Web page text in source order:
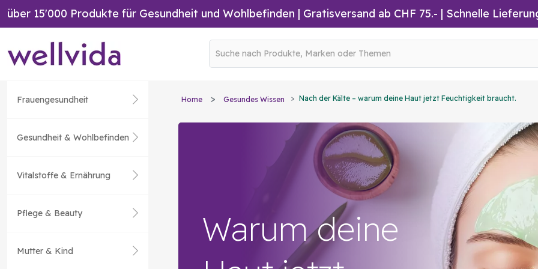
über 15'000 Produkte für Gesundheit und Wohlbefinden | Gratisversand ab CHF 75.- | Schnelle
Frauengesundheit
Gesundheit & Wohlbefinden
Vitalstoffe & Ernährung
Pflege & Beauty
Mutter & Kind
Home Gesundes Wissen Nach der Kälte – warum deine Haut jetzt Feuchtigkeit braucht.
Warum deine